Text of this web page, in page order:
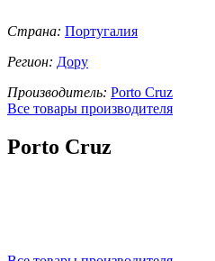
Страна: Португалия
Регион: Дору
Производитель: Porto Cruz
Все товары производителя
Porto Cruz